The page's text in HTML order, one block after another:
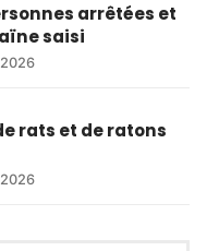
arrêtées et
saisi
rats et de ratons